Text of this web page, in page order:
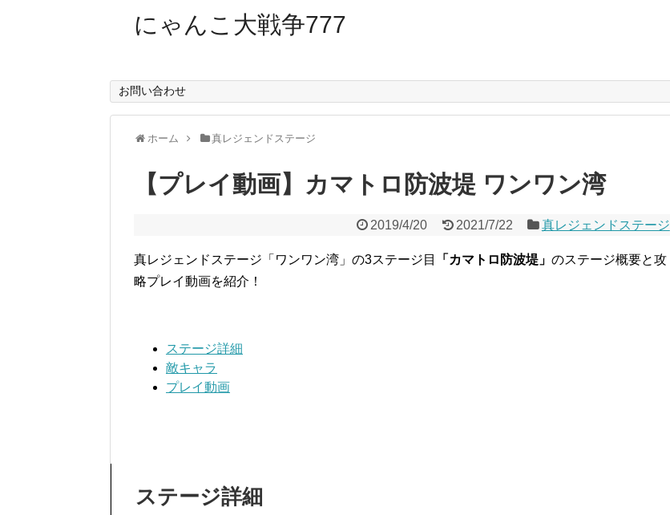
にゃんこ大戦争777
お問い合わせ
ホーム 真レジェンドステージ
【プレイ動画】カマトロ防波堤 ワンワン湾
2019/4/20 2021/7/22 真レジェンドステージ
真レジェンドステージ「ワンワン湾」の3ステージ目 「カマトロ防波堤」 のステージ概要と攻
略プレイ動画を紹介！
ステージ詳細
敵キャラ
プレイ動画
ステージ詳細